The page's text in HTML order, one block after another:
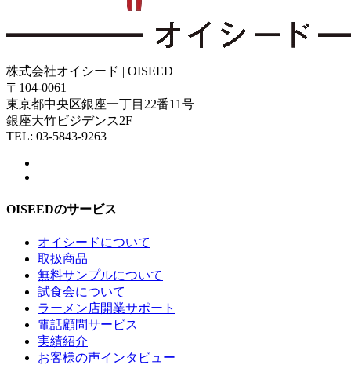
株式会社オイシード | OISEED
〒104-0061
東京都中央区銀座一丁目22番11号
銀座大竹ビジデンス2F
TEL: 03-5843-9263
OISEEDのサービス
オイシードについて
取扱商品
無料サンプルについて
試食会について
ラーメン店開業サポート
電話顧問サービス
実績紹介
お客様の声インタビュー